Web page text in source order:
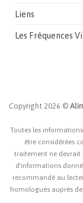
Liens
Les Fréquences
Copyright 2026 ©
Toutes les
être considérées
traitement ne devrait
d'informations
recommandé au
homologués auprès